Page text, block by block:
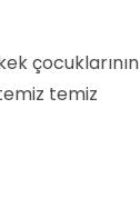
çocuklarının
temiz